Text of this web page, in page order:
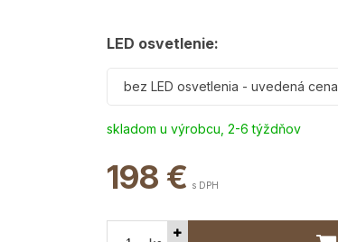
LED osvetlenie:
bez LED osvetlenia - uvedená cena
skladom u výrobcu, 2-6 týždňov
198 € s DPH